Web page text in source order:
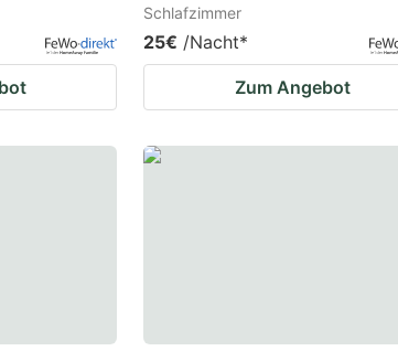
Schlafzimmer
25€ /Nacht*
Zum Angebot